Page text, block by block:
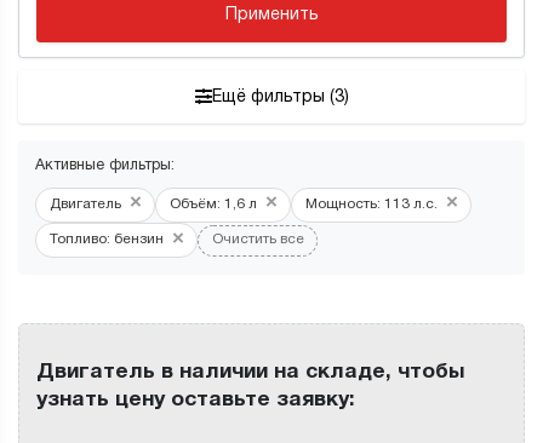
Применить
Ещё фильтры (3)
Активные фильтры:
Двигатель × Объём: 1,6 л × Мощность: 113 л.с. ×
Топливо: бензин × Очистить все
Двигатель в наличии на складе, чтобы
узнать цену оставьте заявку: